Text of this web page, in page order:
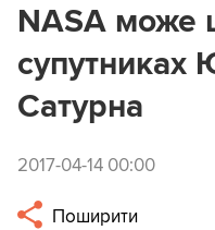
NASA може
супутниках
Сатурна
2017-04-14 00:00
Поширити